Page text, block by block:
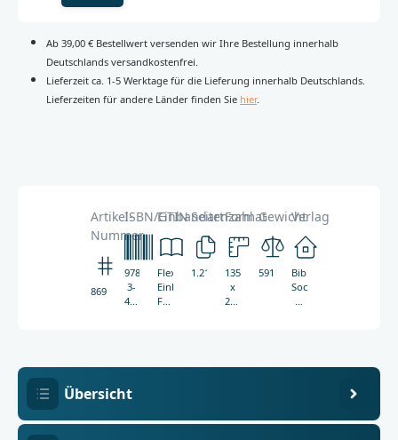
Ab 39,00 € Bestellwert versenden wir Ihre Bestellung innerhalb
Deutschlands versandkostenfrei.
Lieferzeit ca. 1-5 Werktage für die Lieferung innerhalb Deutschlands.
Lieferzeiten für andere Länder finden Sie hier.
Artikel-
Nummer
8692
ISBN/GTIN
978-
3-
438-
Einbandart
Flexibler
Einband,
Fadenheftung,
Seitenzahl
1.216
Format
135
x
210
Gewicht
591g
Verlag
Bible
Society
of
Übersicht